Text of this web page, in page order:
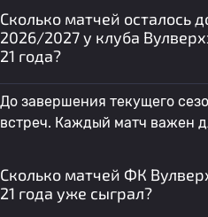
Сколько матчей осталось
2026/2027 у клуба
21 года?
До завершения текущего
встреч. Каждый матч важен
Сколько матчей ФК
21 года уже сыграл?